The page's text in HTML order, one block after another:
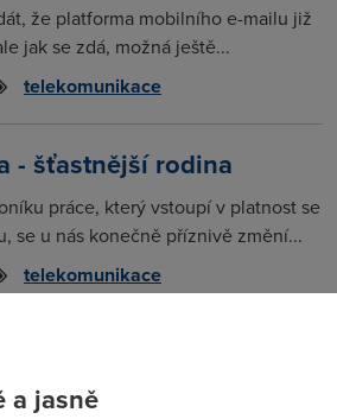
že platforma mobilního e-mailu již
jak se zdá, možná ještě...
telekomunikace
- šťastnější rodina
práce, který vstoupí v platnost se
se u nás konečně příznivě změní...
telekomunikace
Půjde to i bez
a jasně